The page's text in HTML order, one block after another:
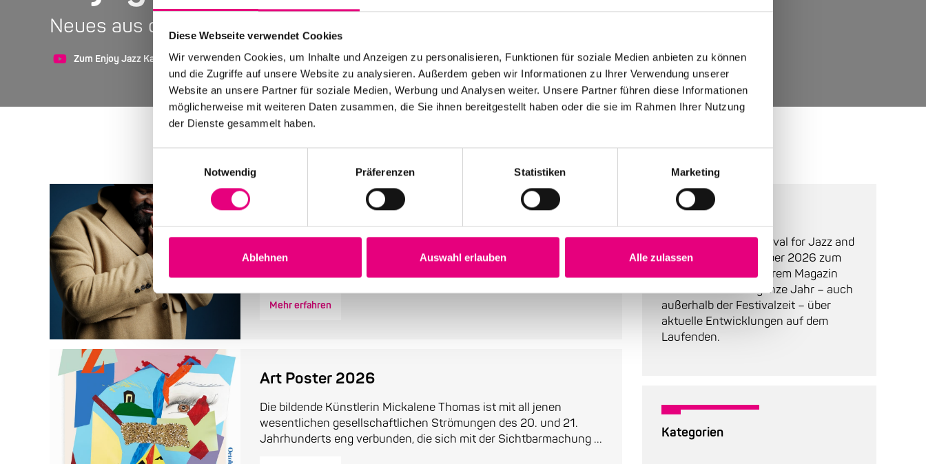
Diese Webseite verwendet Cookies
Wir verwenden Cookies, um Inhalte und Anzeigen zu personalisieren, Funktionen für soziale Medien anbieten zu können
und die Zugriffe auf unsere Website zu analysieren. Außerdem geben wir Informationen zu Ihrer Verwendung unserer
Website an unsere Partner für soziale Medien, Werbung und Analysen weiter. Unsere Partner führen diese Informationen
möglicherweise mit weiteren Daten zusammen, die Sie ihnen bereitgestellt haben oder die sie im Rahmen Ihrer Nutzung
der Dienste gesammelt haben.
Notwendig
Präferenzen Statistiken Marketing
Ablehnen Auswahl erlauben Alle zulassen
Neues aus der Welt von Enjoy Jazz
Zum Enjoy Jazz Kanal auf YouTube Zum Enjoy Jazz Podcast auf Spotify
Die Galionsfigur des Jazz kommt nach Mannheim
Gregory Porter, dieser hünenhafte, dem Leben und den Menschen
stets freundlich zugewandte Mann mit einer Stimme wie ein
wohlig warmes, sanft knisterndes Kaminfeuer erinnert ...
Mehr erfahren
Art Poster 2026
Die bildende Künstlerin Mickalene Thomas ist mit all jenen
wesentlichen gesellschaftlichen Strömungen des 20. und 21.
Jahrhunderts eng verbunden, die sich mit der Sichtbarmachung ...
Über Enjoy Jazz
Enjoy Jazz, das "Festival for Jazz and
More", findet im Oktober 2026 zum
28. Mal statt. In unserem Magazin
halten wir Sie das ganze Jahr – auch
außerhalb der Festivalzeit – über
aktuelle Entwicklungen auf dem
Laufenden.
Kategorien